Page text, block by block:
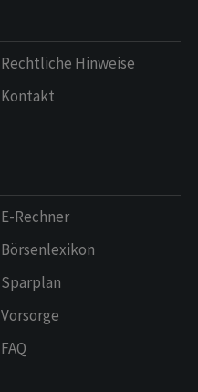
Rechtliche Hinweise
Kontakt
E-Rechner
Börsenlexikon
Sparplan
Vorsorge
FAQ